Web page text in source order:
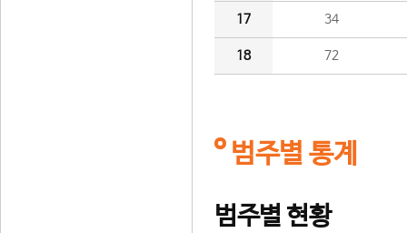
17 34
18 72
범주별 통계
범주별 현황